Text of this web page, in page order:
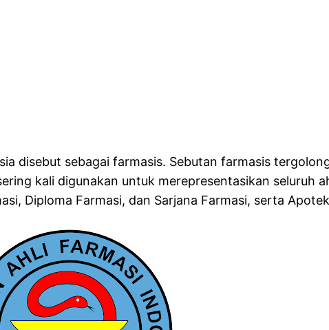
disebut sebagai farmasis. Sebutan farmasis
kali digunakan untuk merepresentasikan seluruh
Diploma Farmasi, dan Sarjana Farmasi, serta